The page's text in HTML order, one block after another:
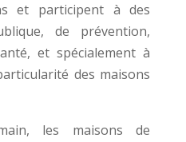
et participent à des
de prévention,
et spécialement à
des maisons
les maisons de